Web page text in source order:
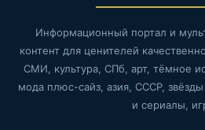
Информационный портал и
контент для ценителей
СМИ, культура, СПб, арт, тёмное
мода плюс-сайз, азия, СССР,
и сериалы,